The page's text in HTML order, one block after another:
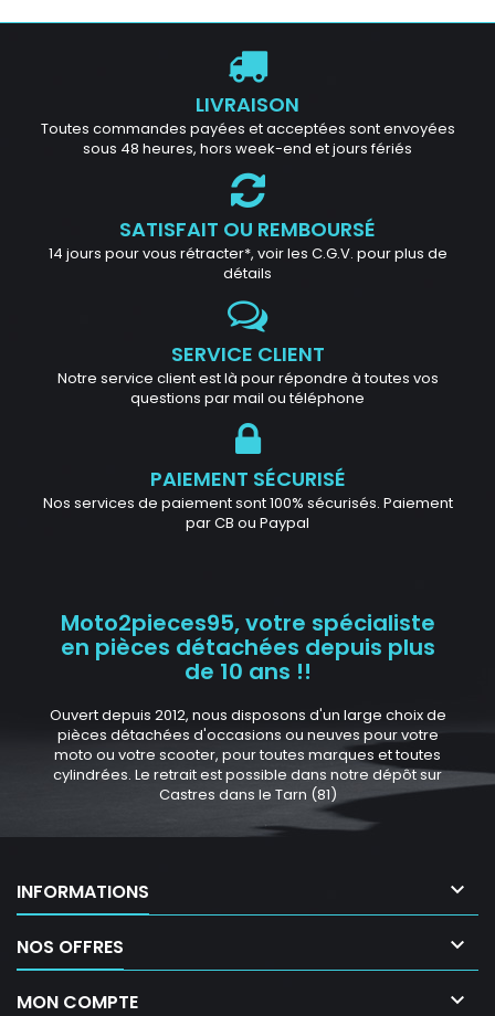
LIVRAISON
Toutes commandes payées et acceptées sont envoyées
sous 48 heures, hors week-end et jours fériés
SATISFAIT OU REMBOURSÉ
14 jours pour vous rétracter*, voir les C.G.V. pour plus de
détails
SERVICE CLIENT
Notre service client est là pour répondre à toutes vos
questions par mail ou téléphone
PAIEMENT SÉCURISÉ
Nos services de paiement sont 100% sécurisés. Paiement
par CB ou Paypal
Moto2pieces95, votre spécialiste
en pièces détachées depuis plus
de 10 ans !!
Ouvert depuis 2012, nous disposons d'un large choix de
pièces détachées d'occasions ou neuves pour votre
moto ou votre scooter, pour toutes marques et toutes
cylindrées. Le retrait est possible dans notre dépôt sur
Castres dans le Tarn (81)
INFORMATIONS 
NOS OFFRES 
MON COMPTE 